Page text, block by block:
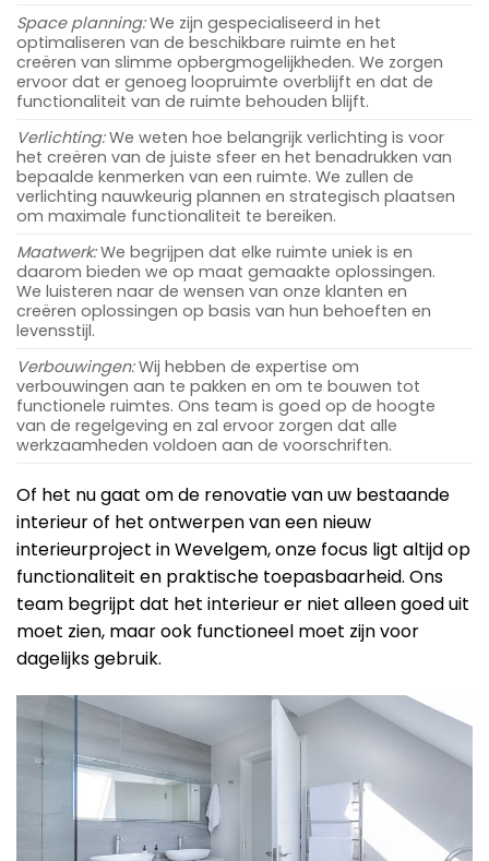
Space planning:We zijn gespecialiseerd in het
optimaliseren van de beschikbare ruimte en het
creëren van slimme opbergmogelijkheden. We zorgen
ervoor dat er genoeg loopruimte overblijft en dat de
functionaliteit van de ruimte behouden blijft.
Verlichting:We weten hoe belangrijk verlichting is voor
het creëren van de juiste sfeer en het benadrukken van
bepaalde kenmerken van een ruimte. We zullen de
verlichting nauwkeurig plannen en strategisch plaatsen
om maximale functionaliteit te bereiken.
Maatwerk:We begrijpen dat elke ruimte uniek is en
daarom bieden we op maat gemaakte oplossingen.
We luisteren naar de wensen van onze klanten en
creëren oplossingen op basis van hun behoeften en
levensstijl.
Verbouwingen:Wij hebben de expertise om
verbouwingen aan te pakken en om te bouwen tot
functionele ruimtes. Ons team is goed op de hoogte
van de regelgeving en zal ervoor zorgen dat alle
werkzaamheden voldoen aan de voorschriften.
Of het nu gaat om de renovatie van uw bestaande
interieur of het ontwerpen van een nieuw
interieurproject in Wevelgem, onze focus ligt altijd op
functionaliteit en praktische toepasbaarheid. Ons
team begrijpt dat het interieur er niet alleen goed uit
moet zien, maar ook functioneel moet zijn voor
dagelijks gebruik.